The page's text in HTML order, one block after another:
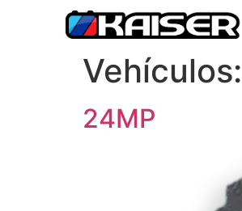
Vehículos:
24MP